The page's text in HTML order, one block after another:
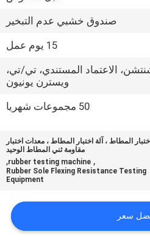
صندوق خشبي عدم التبخير
15 يوم عمل
الاعتماد المستندي، تي/تي،
ويسترن يونيون
50 مجموعات شهريا
المطاط ، آلة اختبار المطاط ، معدات اختبار
مقاومة ثني المطاط الوحيد
,
rubber testing machine
,
Rubber Sole Flexing Resistance Testing
Equipment
سعر